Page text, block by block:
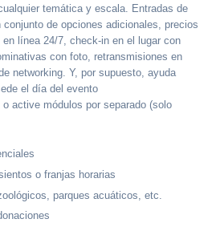
temática y escala. Entradas de
de opciones adicionales, precios
línea 24/7, check-in en el lugar con
con foto, retransmisiones en
networking. Y, por supuesto, ayuda
el día del evento
active módulos por separado (solo
o franjas horarias
parques acuáticos, etc.